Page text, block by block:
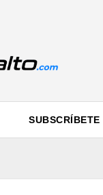
SUBSCRÍBETE